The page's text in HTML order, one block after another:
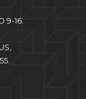
9-16.